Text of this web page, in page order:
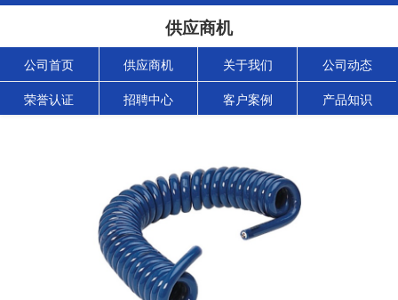
供应商机
公司首页 供应商机 关于我们 公司动态
荣誉认证 招聘中心 客户案例 产品知识